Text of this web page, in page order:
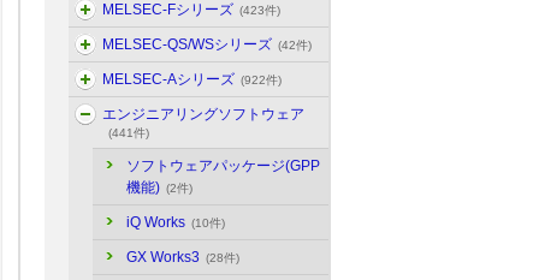
MELSEC-Fシリーズ (423件)
MELSEC-QS/WSシリーズ (42件)
MELSEC-Aシリーズ (922件)
エンジニアリングソフトウェア
(441件)
ソフトウェアパッケージ(GPP
機能) (2件)
iQ Works (10件)
GX Works3 (28件)